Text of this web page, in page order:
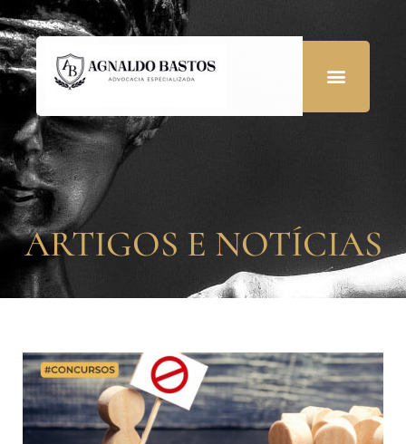
ARTIGOS E NOTÍCIAS